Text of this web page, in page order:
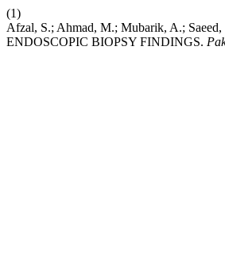
(1)
Afzal, S.; Ahmad, M.; Mubarik, A.;
ENDOSCOPIC BIOPSY FINDINGS.